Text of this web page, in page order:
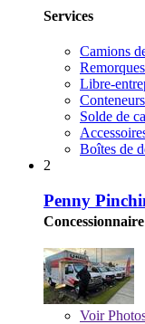
Services
Camions
Libre-
Solde de
Boîtes de
2
Penny
Voir